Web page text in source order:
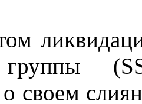
группы
своем